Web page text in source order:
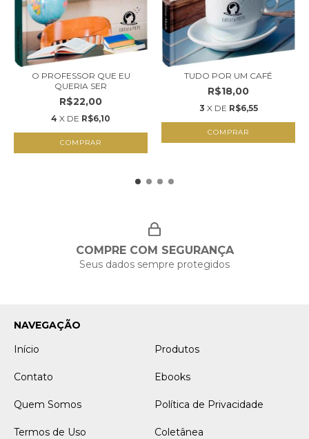
O PROFESSOR QUE EU
QUERIA SER
R$22,00
4 X DE R$6,10
COMPRAR
TUDO POR UM CAFÉ
R$18,00
3 X DE R$6,55
COMPRAR
COMPRE COM SEGURANÇA
Seus dados sempre protegidos
NAVEGAÇÃO
Início
Produtos
Contato Ebooks
Quem Somos Política de Privacidade
Termos de Uso Coletânea